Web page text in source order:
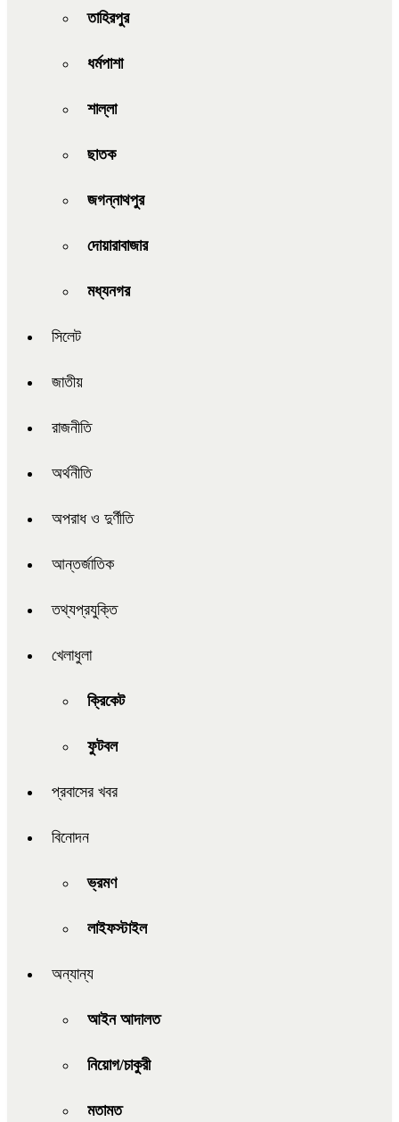
তাহিরপুর
ধর্মপাশা
শাল্লা
ছাতক
জগন্নাথপুর
দোয়ারাবাজার
মধ্যনগর
সিলেট
জাতীয়
রাজনীতি
অর্থনীতি
অপরাধ ও দুর্ণীতি
আন্তর্জাতিক
তথ্যপ্রযুক্তি
খেলাধুলা
ক্রিকেট
ফুটবল
প্রবাসের খবর
বিনোদন
ভ্রমণ
লাইফস্টাইল
অন্যান্য
আইন আদালত
নিয়োগ/চাকুরী
মতামত